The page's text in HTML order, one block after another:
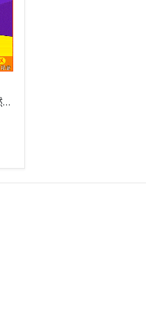
德國愛神|centos|天然植物成分製作|男女通服壯陽藥|30粒